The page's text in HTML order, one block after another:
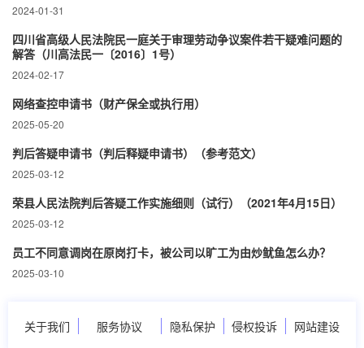
2024-01-31
四川省高级人民法院民一庭关于审理劳动争议案件若干疑难问题的
解答（川高法民一〔2016〕1号）
2024-02-17
网络查控申请书（财产保全或执行用）
2025-05-20
判后答疑申请书（判后释疑申请书）（参考范文）
2025-03-12
荣县人民法院判后答疑工作实施细则（试行）（2021年4月15日）
2025-03-12
员工不同意调岗在原岗打卡，被公司以旷工为由炒鱿鱼怎么办？
2025-03-10
关于我们 服务协议 隐私保护 侵权投诉 网站建设